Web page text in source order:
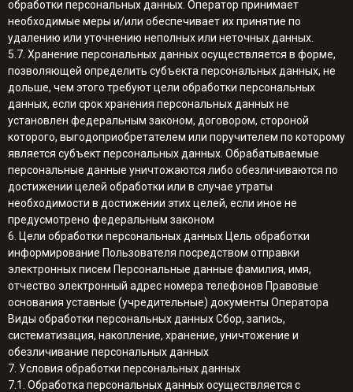
обработки персональных данных. Оператор принимает
необходимые меры и/или обеспечивает их принятие по
удалению или уточнению неполных или неточных данных.
5.7. Хранение персональных данных осуществляется в форме,
позволяющей определить субъекта персональных данных, не
дольше, чем этого требуют цели обработки персональных
данных, если срок хранения персональных данных не
установлен федеральным законом, договором, стороной
которого, выгодоприобретателем или поручителем по которому
является субъект персональных данных. Обрабатываемые
персональные данные уничтожаются либо обезличиваются по
достижении целей обработки или в случае утраты
необходимости в достижении этих целей, если иное не
предусмотрено федеральным законом
6. Цели обработки персональных данных Цель обработки
информирование Пользователя посредством отправки
электронных писем Персональные данные фамилия, имя,
отчество электронный адрес номера телефонов Правовые
основания уставные (учредительные) документы Оператора
Виды обработки персональных данных Сбор, запись,
систематизация, накопление, хранение, уничтожение и
обезличивание персональных данных
7. Условия обработки персональных данных
7.1. Обработка персональных данных осуществляется с